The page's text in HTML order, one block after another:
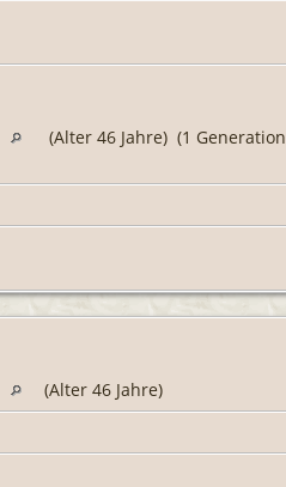
(Alter 46 Jahre) (1
(Alter 46 Jahre)